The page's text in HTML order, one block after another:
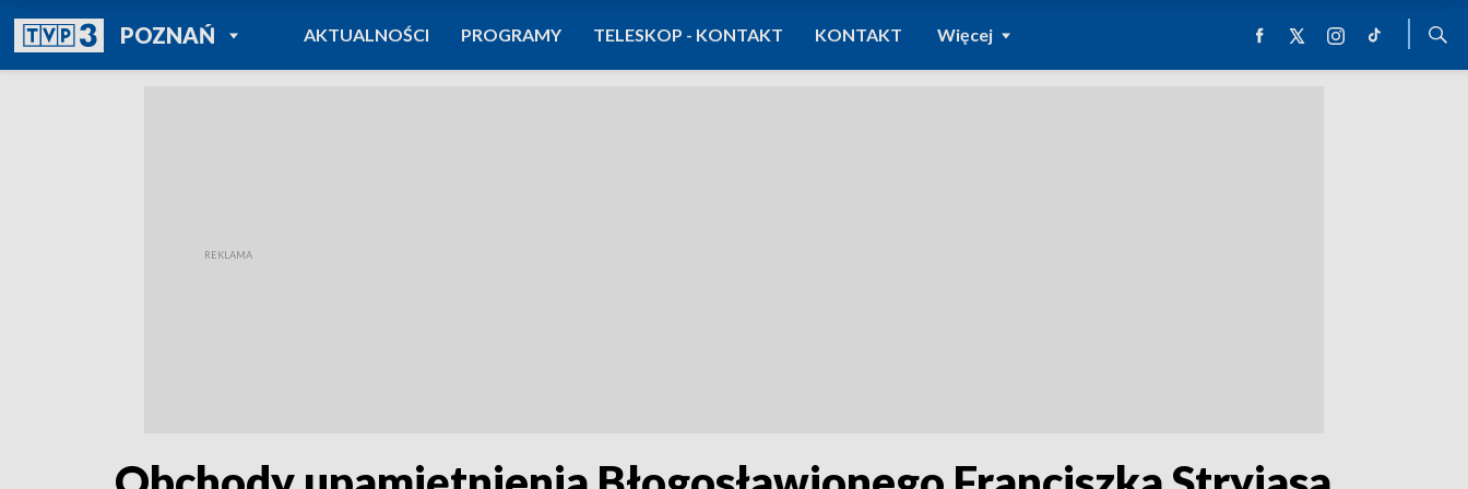
POZNAŃPOWRÓT DO
TVP REGIONY
AKTUALNOŚCI PROGRAMY TELESKOP - KONTAKT KONTAKT Więcej